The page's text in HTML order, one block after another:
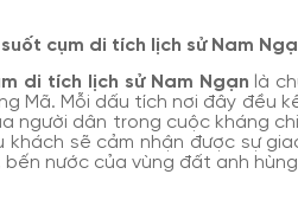
cụm di tích lịch sử Nam
di tích lịch sử Nam Ngạn là
Mã. Mỗi dấu tích nơi đây đều
người dân trong cuộc kháng
khách sẽ cảm nhận được sự
bến nước của vùng đất anh